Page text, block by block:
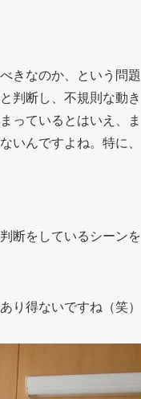
きなのか、という問題
判断し、不規則な動き
っているとはいえ、ま
いんですよね。特に、
断をしているシーンを
り得ないですね（笑）